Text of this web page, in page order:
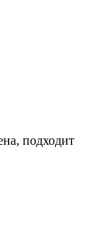
подходит